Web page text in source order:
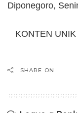
Diponegoro,
KONTEN
SHARE ON